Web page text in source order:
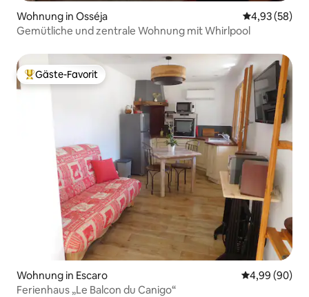
Wohnung in Osséja
4,93 (58)
Gemütliche und zentrale Wohnung mit Whirlpool
Beliebter Gäste-Favorit.
Gäste-Favorit
Wohnung in Escaro
4,99 (90)
Ferienhaus „Le Balcon du Canigo“